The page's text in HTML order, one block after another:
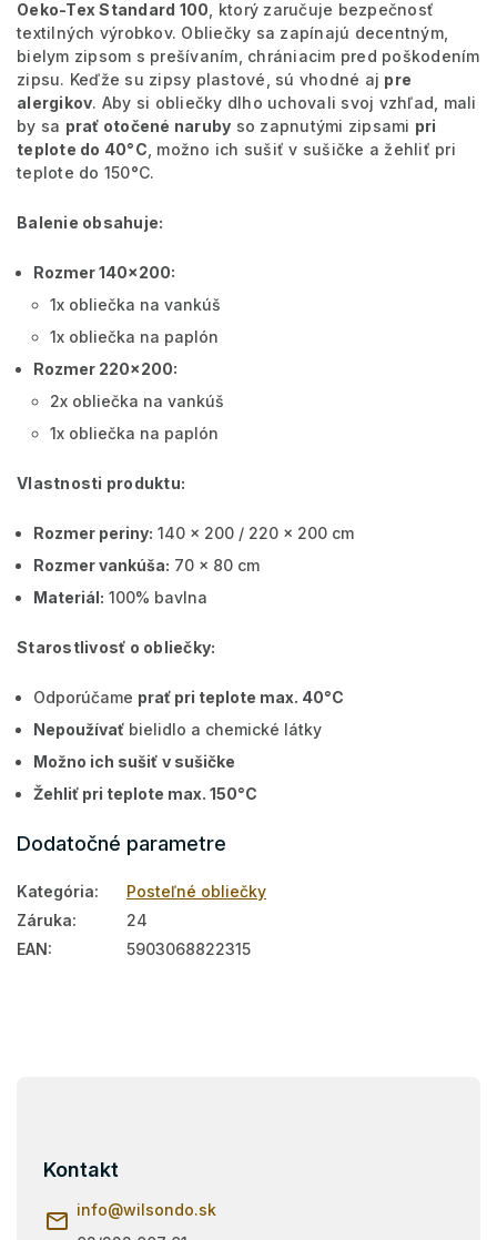
Oeko-Tex Standard 100 , ktorý zaručuje bezpečnosť
textilných výrobkov. Obliečky sa zapínajú decentným,
bielym zipsom s prešívaním, chrániacim pred poškodením
zipsu. Keďže su zipsy plastové, sú vhodné aj pre
alergikov. Aby si obliečky dlho uchovali svoj vzhľad, mali
by sa prať otočené naruby so zapnutými zipsami pri
teplote do 40°C , možno ich sušiť v sušičke a žehliť pri
teplote do 150°C.
Balenie obsahuje:
Rozmer 140x200:
1x obliečka na vankúš
1x obliečka na paplón
Rozmer 220x200:
2x obliečka na vankúš
1x obliečka na paplón
Vlastnosti produktu:
Rozmer periny: 140 x 200 / 220 x 200 cm
Rozmer vankúša: 70 x 80 cm
Materiál: 100% bavlna
Starostlivosť o obliečky:
Odporúčame prať pri teplote max. 40°C
Nepoužívať bielidlo a chemické látky
Možno ich sušiť v sušičke
Žehliť pri teplote max. 150°C
Dodatočné parametre
Kategória:
Posteľné obliečky
Záruka:
24
EAN: 5903068822315
Kontakt
info@wilsondo.sk